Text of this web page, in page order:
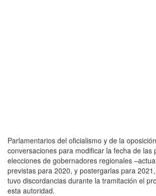
Parlamentarios del oficialismo y de la
conversaciones para modificar la fecha de las
elecciones de gobernadores regionales
previstas para 2020, y postergarlas para
tuvo discordancias durante la tramitación el
esta autoridad.